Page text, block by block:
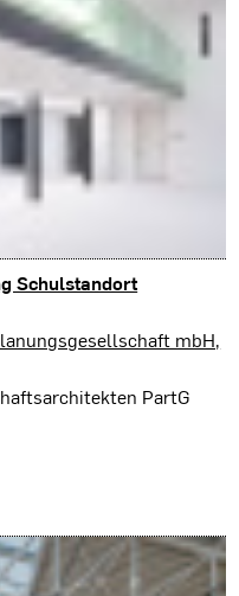
Schulstandort
mbH,
PartG